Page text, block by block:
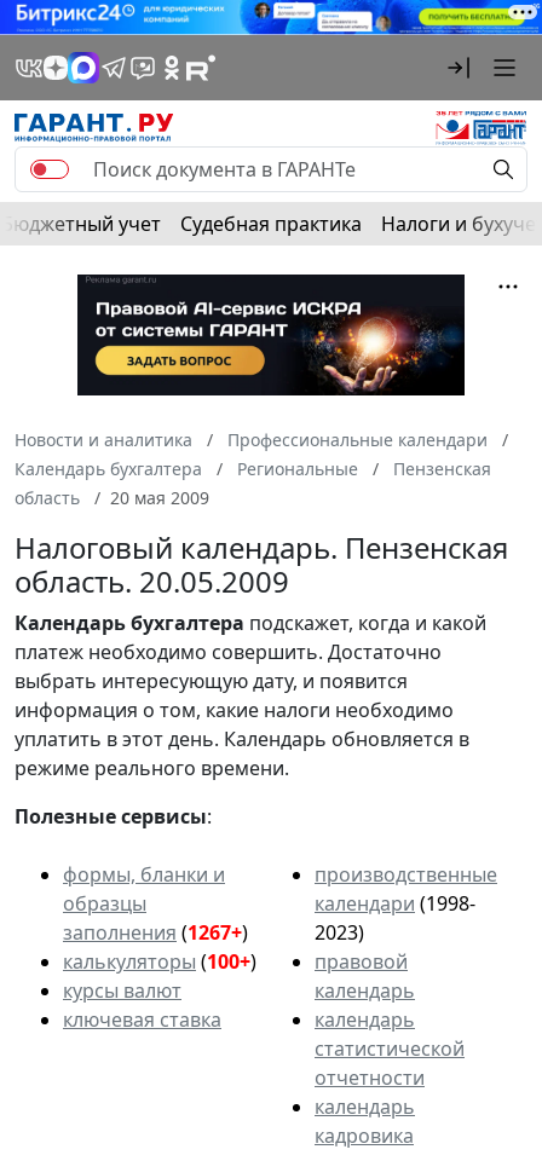
Бюджетный учет Судебная практика Налоги и
Новости и аналитика
Профессиональные календари
Календарь бухгалтера
Региональные
Пензенская
область
20 мая 2009
Налоговый календарь. Пензенская
область. 20.05.2009
Календарьбухгалтера подскажет, когда и какой
платеж необходимо совершить. Достаточно
выбрать интересующую дату, и появится
информация о том, какие налоги необходимо
уплатить в этот день. Календарь обновляется в
режиме реального времени.
Полезные сервисы:
формы, бланки и
образцы
заполнения (1267+)
калькуляторы (100+)
курсы валют
ключевая ставка
производственные
календари (1998-
2023)
правовой
календарь
календарь
статистической
отчетности
календарь
кадровика